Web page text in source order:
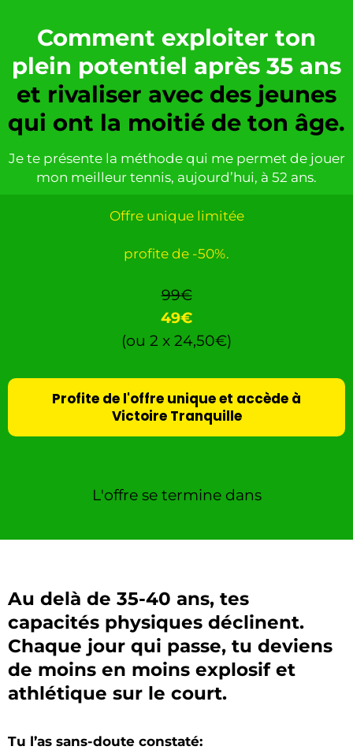
Comment exploiter ton
plein potentiel après 35 ans
et rivaliser avec des jeunes
qui ont la moitié de ton âge.
Je te présente la méthode qui me permet de jouer
mon meilleur tennis, aujourd’hui, à 52 ans.
Offre unique limitée
profite de -50%.
99€
49€
(ou 2 x 24,50€)
Profite de l'offre unique et accède à
Victoire Tranquille
L'offre se termine dans
Au delà de 35-40 ans, tes
capacités physiques déclinent.
Chaque jour qui passe, tu deviens
de moins en moins explosif et
athlétique sur le court.
Tu l’as sans-doute constaté: